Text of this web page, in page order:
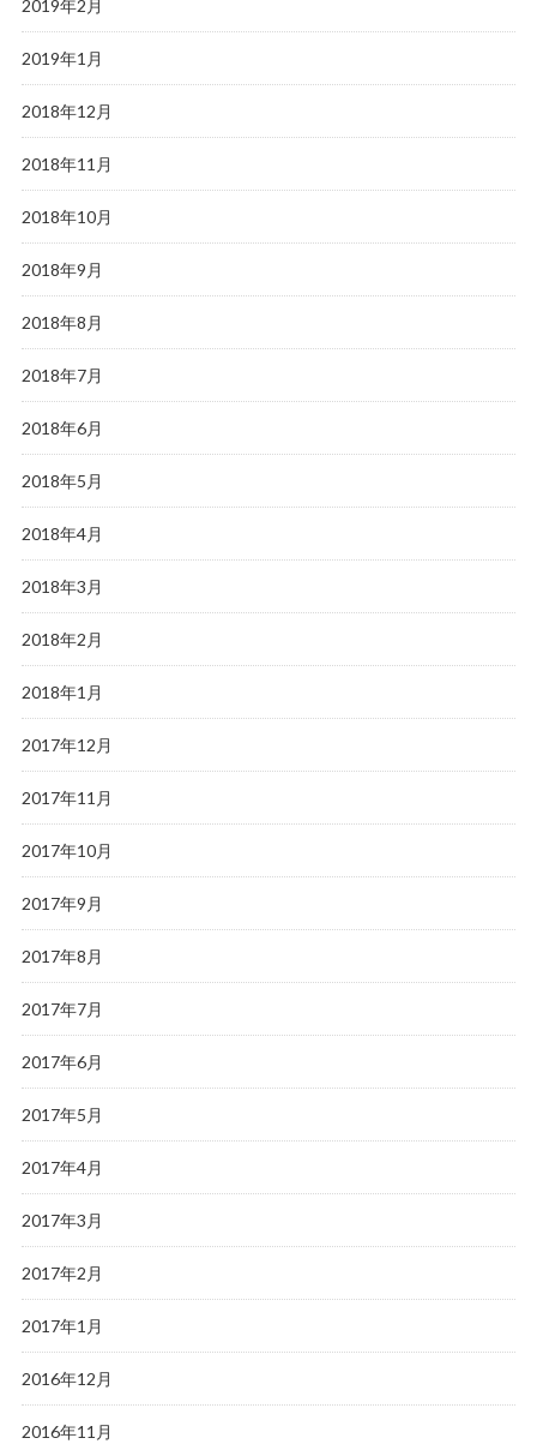
2019年2月
2019年1月
2018年12月
2018年11月
2018年10月
2018年9月
2018年8月
2018年7月
2018年6月
2018年5月
2018年4月
2018年3月
2018年2月
2018年1月
2017年12月
2017年11月
2017年10月
2017年9月
2017年8月
2017年7月
2017年6月
2017年5月
2017年4月
2017年3月
2017年2月
2017年1月
2016年12月
2016年11月